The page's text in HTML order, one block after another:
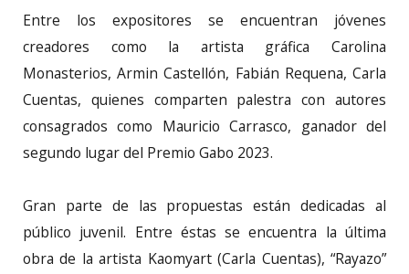
Entre los expositores se encuentran jóvenes
creadores como la artista gráfica Carolina
Monasterios, Armin Castellón, Fabián Requena, Carla
Cuentas, quienes comparten palestra con autores
consagrados como Mauricio Carrasco, ganador del
segundo lugar del Premio Gabo 2023.
Gran parte de las propuestas están dedicadas al
público juvenil. Entre éstas se encuentra la última
obra de la artista Kaomyart (Carla Cuentas), “Rayazo”